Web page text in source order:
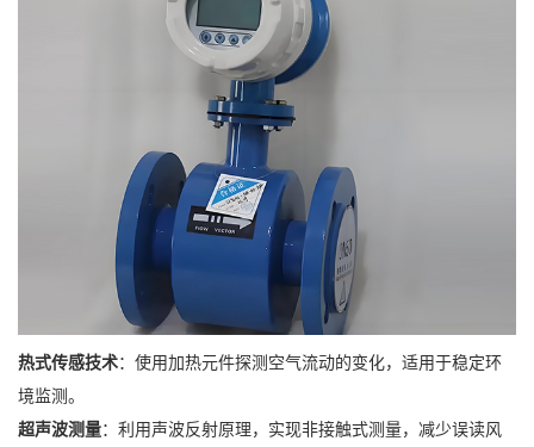
热式传感技术：使用加热元件探测空气流动的变化，适用于稳定环
境监测。
超声波测量：利用声波反射原理，实现非接触式测量，减少误读风